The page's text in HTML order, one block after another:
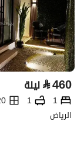
⃁460 ليلة
1
1
الرياض